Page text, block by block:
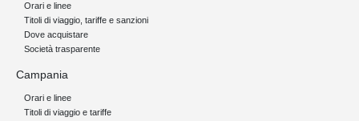
Orari e linee
Titoli di viaggio, tariffe e sanzioni
Dove acquistare
Società trasparente
Campania
Orari e linee
Titoli di viaggio e tariffe